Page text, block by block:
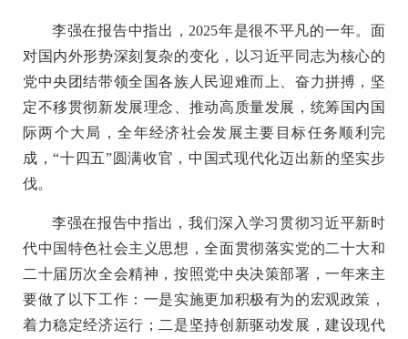
李强在报告中指出，2025年是很不平凡的一年。面
对国内外形势深刻复杂的变化，以习近平同志为核心的
党中央团结带领全国各族人民迎难而上、奋力拼搏，坚
定不移贯彻新发展理念、推动高质量发展，统筹国内国
际两个大局，全年经济社会发展主要目标任务顺利完
成，“十四五”圆满收官，中国式现代化迈出新的坚实步
伐。
李强在报告中指出，我们深入学习贯彻习近平新时
代中国特色社会主义思想，全面贯彻落实党的二十大和
二十届历次全会精神，按照党中央决策部署，一年来主
要做了以下工作：一是实施更加积极有为的宏观政策，
着力稳定经济运行；二是坚持创新驱动发展，建设现代